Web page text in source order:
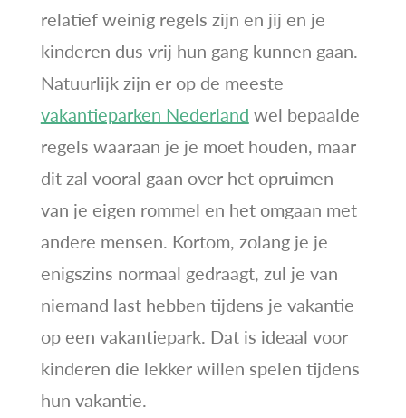
relatief weinig regels zijn en jij en je
kinderen dus vrij hun gang kunnen gaan.
Natuurlijk zijn er op de meeste
vakantieparken Nederland wel bepaalde
regels waaraan je je moet houden, maar
dit zal vooral gaan over het opruimen
van je eigen rommel en het omgaan met
andere mensen. Kortom, zolang je je
enigszins normaal gedraagt, zul je van
niemand last hebben tijdens je vakantie
op een vakantiepark. Dat is ideaal voor
kinderen die lekker willen spelen tijdens
hun vakantie.